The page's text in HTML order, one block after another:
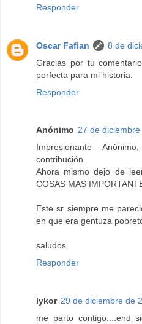
Responder
Oscar Fafian
8 de
Gracias por tu
perfecta para mi historia.
Responder
Anónimo 27 de
Impresionante
contribución.
Ahora mismo dejo de
COSAS MAS
Este sr siempre me
en que era gentuza
saludos
Responder
lykor 29 de diciembre de
me parto contigo....end